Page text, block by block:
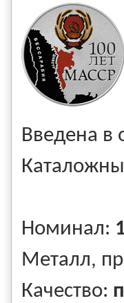
Введена
Номинал:
Металл,
Качество: